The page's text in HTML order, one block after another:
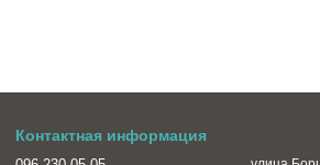
Контактная информация